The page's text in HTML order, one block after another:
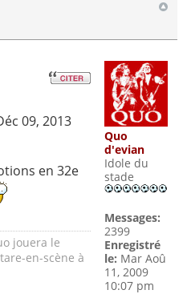
09, 2013
en 32e
jouera le
en-scène à
Quo
d'evian
Idole du
stade
Messages:
2399
Enregistré
le: Mar Aoû
11, 2009
10:07 pm